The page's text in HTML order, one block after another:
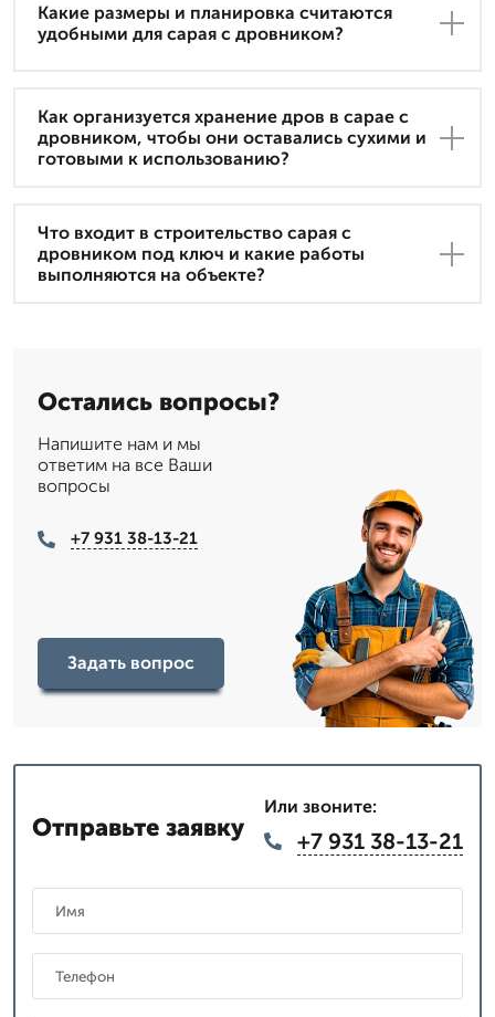
Какие размеры и планировка считаются
удобными для сарая с дровником?
Как организуется хранение дров в сарае с
дровником, чтобы они оставались сухими и
готовыми к использованию?
Что входит в строительство сарая с
дровником под ключ и какие работы
выполняются на объекте?
Остались вопросы?
Напишите нам и мы
ответим на все Ваши
вопросы
+7 931 38-13-21
Задать вопрос
Отправьте заявку
Или звоните:
+7 931 38-13-21